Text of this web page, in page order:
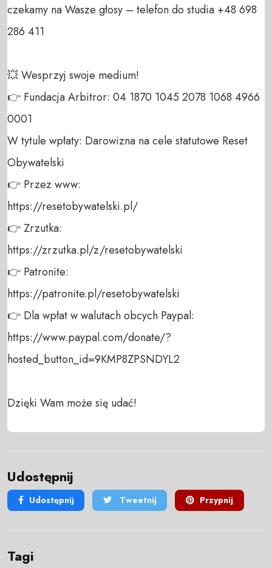
czekamy na Wasze głosy – telefon do studia +48 698
286 411
💥 Wesprzyj swoje medium!
👉 Fundacja Arbitror: 04 1870 1045 2078 1068 4966
0001
W tytule wpłaty: Darowizna na cele statutowe Reset
Obywatelski
👉 Przez www:
https://resetobywatelski.pl/
👉 Zrzutka:
https://zrzutka.pl/z/resetobywatelski
👉 Patronite:
https://patronite.pl/resetobywatelski
👉 Dla wpłat w walutach obcych Paypal:
https://www.paypal.com/donate/?
hosted_button_id=9KMP8ZPSNDYL2
Dzięki Wam może się udać!
Udostępnij
Udostępnij Tweetnij Przypnij
Tagi